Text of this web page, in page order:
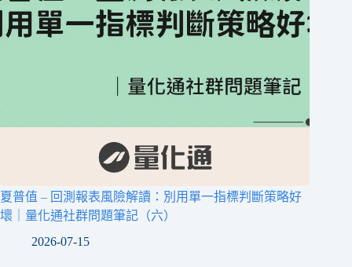
夏普值 – 回測報表風險解讀：別用單一指標判斷策略好
壞｜量化通社群問題筆記（六）
2026-07-15